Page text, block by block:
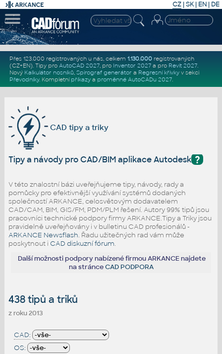
CZ | SK| EN | DE
Přes 123.000 registrovaných u nás, celkem 1.130.000registrovaných
(CZ+EN). Tipy pro AutoCAD 2027, pro Inventor 2027a pro Revit 2027.
Nový Kalkulátor nosníků, Spirograf generátor a Regresní křivkyv sekci
Převodníky. Kompletní příkazya proměnné AutoCADu 2027.
CAD tipy a triky
?
Tipy a návody pro CAD/BIM aplikace Autodesk
V této znalostní bázi uveřejňujeme tipy, návody, rady a
pomůcky pro efektivnější využívání systémů dodaných
společností ARKANCE, celosvětovým dodavatelem
CAD/CAM, BIM, GIS/FM, PDM/PLM řešení. Autory 99% tipů jsou
pracovníci technické podpory firmy ARKANCE.Tipy a Triky jsou
pravidelně uveřejňovány i v bulletinu CAD profesionálů -
ARKANCE Newsflash. Řadu užitečných rad vám může
poskytnout i CAD diskuzní fórum.
Další možnosti podpory nabízené firmou ARKANCE najdete
na stránceCAD PODPORA
438 tipů a triků
z roku 2013
CAD:
OS: